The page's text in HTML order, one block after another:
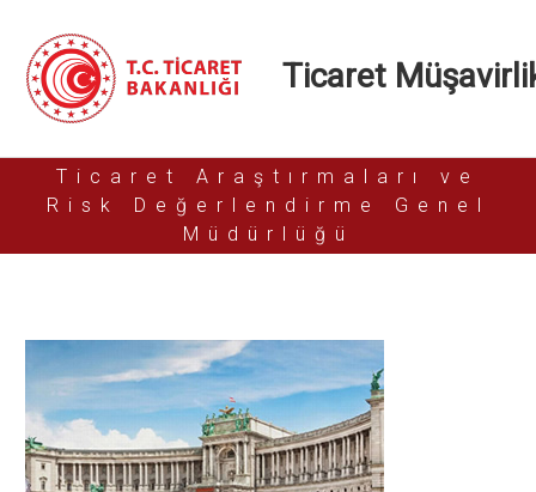
Ticaret
Ticaret Araştırmaları ve
Risk Değerlendirme Genel
Müdürlüğü